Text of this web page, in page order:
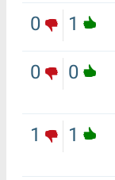
1
0
0
0
1
1